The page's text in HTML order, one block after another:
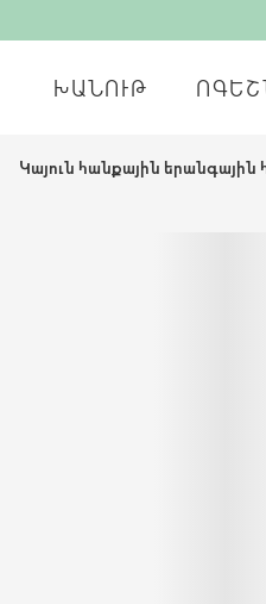
ԽԱՆՈՒԹ
Կայուն հանքային երանգային